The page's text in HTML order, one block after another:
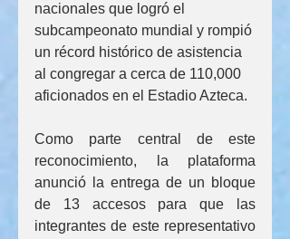
nacionales que logró el
subcampeonato mundial y rompió
un récord histórico de asistencia
al congregar a cerca de 110,000
aficionados en el Estadio Azteca.
Como parte central de este
reconocimiento, la plataforma
anunció la entrega de un bloque
de 13 accesos para que las
integrantes de este representativo